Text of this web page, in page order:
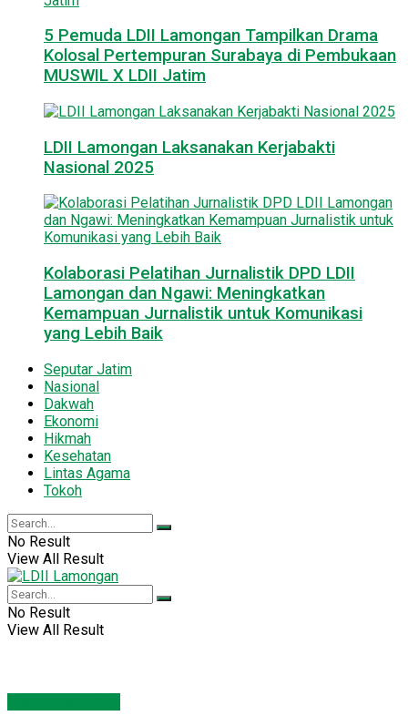
5 Pemuda LDII Lamongan Tampilkan Drama
Kolosal Pertempuran Surabaya di Pembukaan
MUSWIL X LDII Jatim
LDII Lamongan Laksanakan Kerjabakti
Nasional 2025
Kolaborasi Pelatihan Jurnalistik DPD LDII
Lamongan dan Ngawi: Meningkatkan
Kemampuan Jurnalistik untuk Komunikasi
yang Lebih Baik
Seputar Jatim
Nasional
Dakwah
Ekonomi
Hikmah
Kesehatan
Lintas Agama
Tokoh
No Result
View All Result
No Result
View All Result